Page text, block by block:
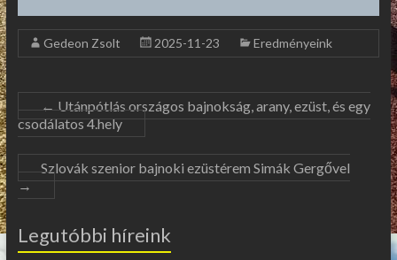
Gedeon Zsolt 2025-11-23 Eredményeink
←Utánpótlás országos bajnokság, arany, ezüst, és egy
csodálatos 4.hely
Szlovák szenior bajnoki ezüstérem Simák Gergővel
→
Legutóbbi híreink